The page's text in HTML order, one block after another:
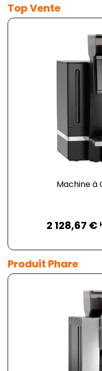
Top Vente
Machine à
2 128,67 €
Produit Phare